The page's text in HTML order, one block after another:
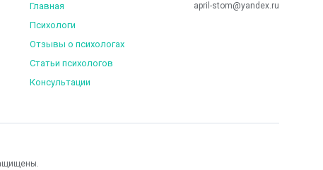
Главная
Психологи
Отзывы о психологах
Статьи психологов
Консультации
april-stom@yandex.ru